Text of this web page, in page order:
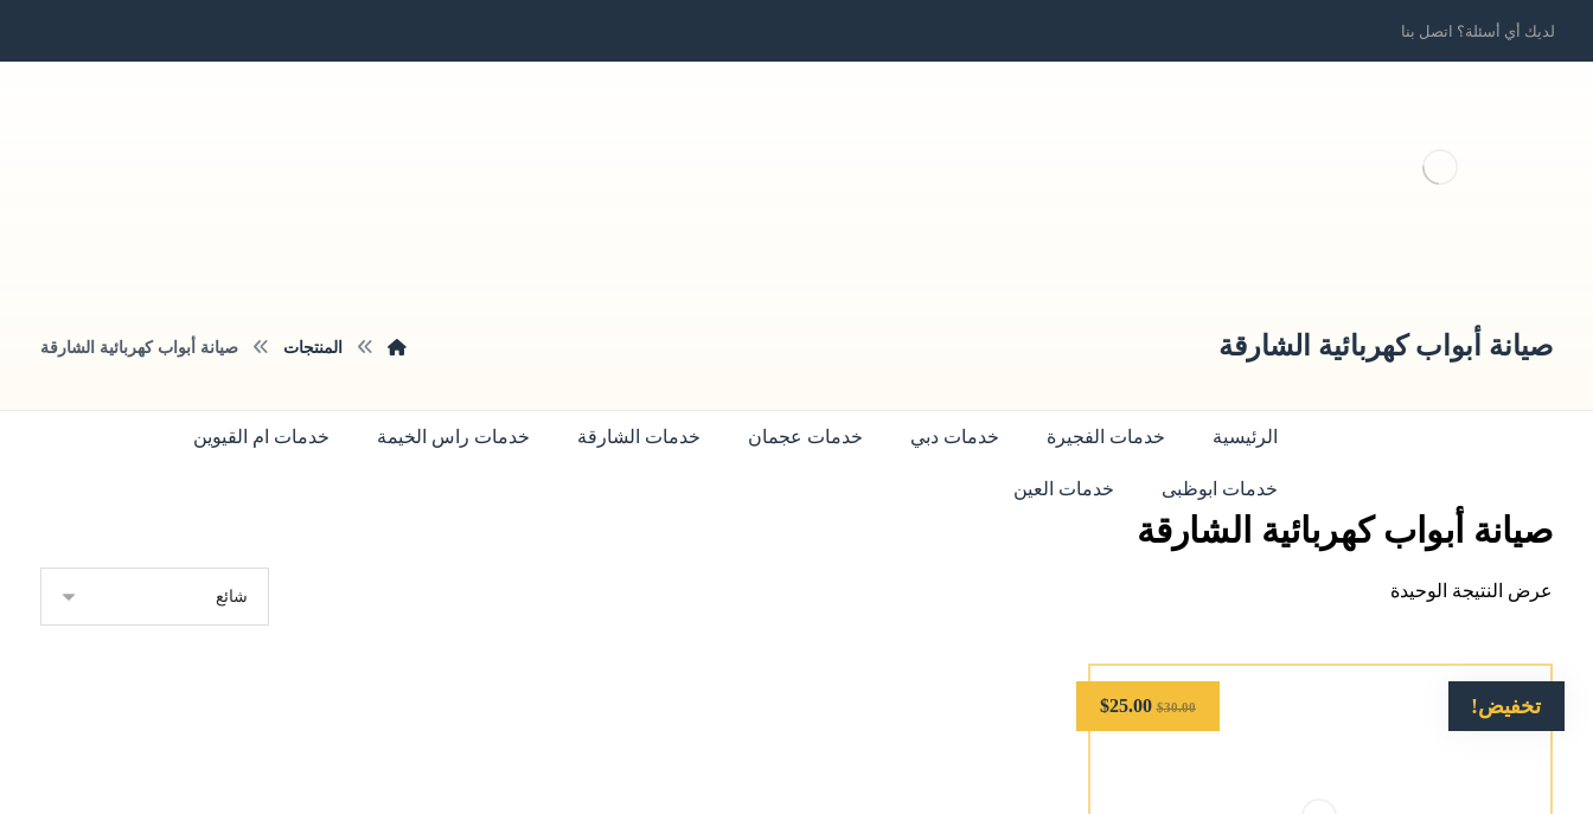
لديك أي أسئلة؟ اتصل بنا
الرئيسية خدمات الفجيرة خدمات دبي خدمات عجمان خدمات الشارقة خدمات راس الخيمة خدمات ام القيوين
خدمات ابوظبى خدمات العين
صيانة أبواب كهربائية الشارقة المنتجات صيانة أبواب كهربائية الشارقة
صيانة أبواب كهربائية الشارقة
عرض النتيجة الوحيدة
تخفيض! $30.00
$25.00